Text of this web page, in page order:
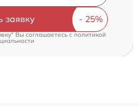
заявку
Вы соглашаетесь cполитикой